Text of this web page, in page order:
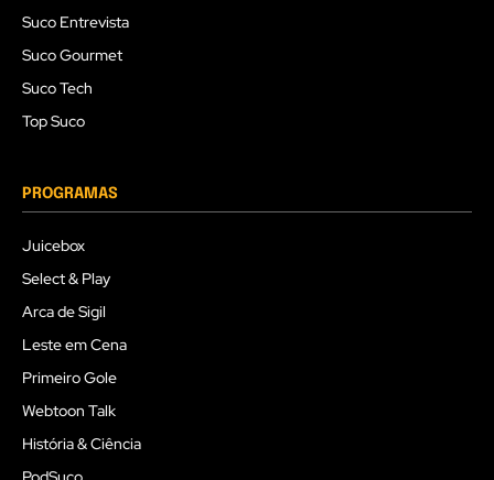
Suco Entrevista
Suco Gourmet
Suco Tech
Top Suco
PROGRAMAS
Juicebox
Select & Play
Arca de Sigil
Leste em Cena
Primeiro Gole
Webtoon Talk
História & Ciência